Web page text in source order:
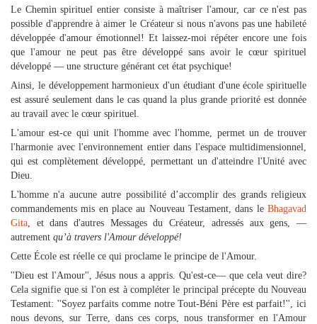
Le Chemin spirituel entier consiste à maîtriser l'amour, car ce n'est pas
possible d'apprendre à aimer le Créateur si nous n'avons pas une habileté
développée d'amour émotionnel! Et laissez-moi répéter encore une fois
que l'amour ne peut pas être développé sans avoir le cœur spirituel
développé — une structure générant cet état psychique!
Ainsi, le développement harmonieux d'un étudiant d'une école spirituelle
est assuré seulement dans le cas quand la plus grande priorité est donnée
au travail avec le cœur spirituel.
L'amour est-ce qui unit l'homme avec l'homme, permet un de trouver
l'harmonie avec l'environnement entier dans l'espace multidimensionnel,
qui est complètement développé, permettant un d'atteindre l'Unité avec
Dieu.
L'homme n'a aucune autre possibilité d’accomplir des grands religieux
commandements mis en place au Nouveau Testament, dans le Bhagavad
Gita, et dans d'autres Messages du Créateur, adressés aux gens, —
autrement qu’à travers l'Amour développé!
Cette École est réelle ce qui proclame le principe de l'Amour.
''Dieu est l'Amour'', Jésus nous a appris. Qu'est-ce— que cela veut dire?
Cela signifie que si l'on est à compléter le principal précepte du Nouveau
Testament: ''Soyez parfaits comme notre Tout-Béni Père est parfait!'', ici
nous devons, sur Terre, dans ces corps, nous transformer en l'Amour